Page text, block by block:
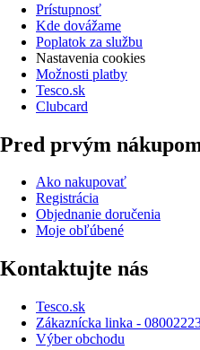
Prístupnosť
Kde dovážame
Poplatok za službu
Nastavenia cookies
Možnosti platby
Tesco.sk
Clubcard
Pred prvým
Ako nakupovať
Registrácia
Objednanie doručenia
Moje obľúbené
Kontaktujte nás
Tesco.sk
Zákaznícka linka -
Výber obchodu